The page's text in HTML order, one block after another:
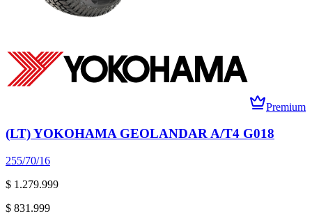
Premium
(LT) YOKOHAMA GEOLANDAR A/T4 G018
255/70/16
$ 1.279.999
$ 831.999